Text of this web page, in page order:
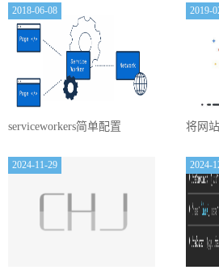
serviceworkers简单配置
2018-06-08
将网
2019-
2024-11-29 2024-